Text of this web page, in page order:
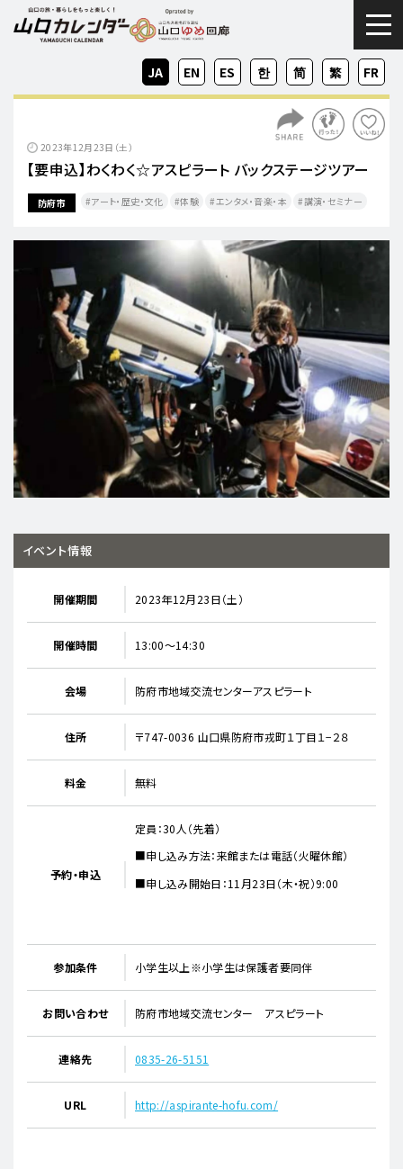
ZH-
CN
ZH-
TW
EN FR
JA KO
ES
2023年12月23日（土）
【要申込】わくわく☆アスピラート バックステージツアー
防府市 アート・歴史・文化 体験 エンタメ・音楽・本 講演・セミナー
イベント情報
開催期間 2023年12月23日（土）
開催時間 13:00～14:30
会場 防府市地域交流センターアスピラート
住所 〒747-0036 山口県防府市戎町１丁目１−２８
料金 無料
予約・申込
定員：30人（先着）
■申し込み方法：来館または電話（火曜休館）
■申し込み開始日：11月23日（木・祝）9:00
参加条件 小学生以上※小学生は保護者要同伴
お問い合わせ 防府市地域交流センター アスピラート
連絡先 0835-26-5151
URL http://aspirante-hofu.com/